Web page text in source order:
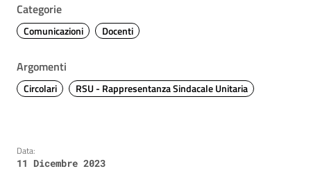
Categorie
Comunicazioni Docenti
Argomenti
Circolari RSU - Rappresentanza Sindacale Unitaria
Data:
11 Dicembre 2023